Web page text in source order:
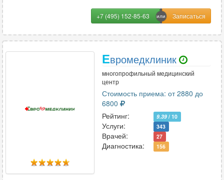
59
коленного сустава
костей голени
+7 (495) 152-85-63
Евромедклиник
многопрофильный медицинский
центр
Стоимость приема: от 2880 до
6800
Рейтинг:
9.39 / 10
Услуги: 343
Врачей: 27
Диагностика: 156